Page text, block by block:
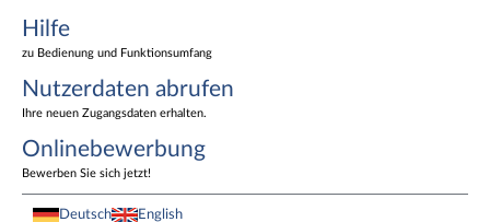
Hilfe
zu Bedienung und Funktionsumfang
Nutzerdaten abrufen
Ihre neuen Zugangsdaten erhalten.
Onlinebewerbung
Bewerben Sie sich jetzt!
Deutsch English